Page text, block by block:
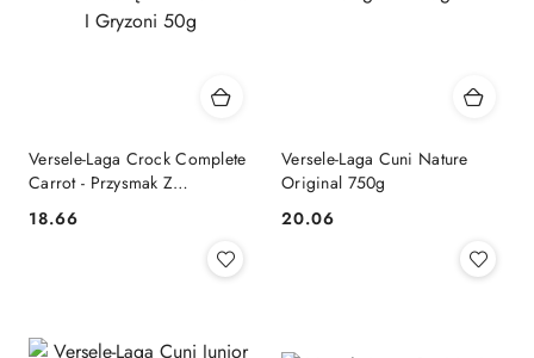
Versele-Laga Crock Complete
Carrot - Przysmak Z
Gryzoni 50g
Cena:
18.66
Versele-Laga Cuni Nature
Original 750g
Cena:
20.06